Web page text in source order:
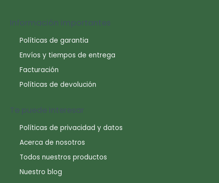
Información importantes
Políticas de garantia
Envíos y tiempos de entrega
Facturación
Políticas de devolución
Te puede interesar
Políticas de privacidad y datos
Acerca de nosotros
Todos nuestros productos
Nuestro blog